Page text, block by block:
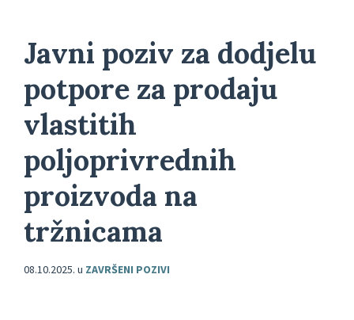
Javni poziv za dodjelu
potpore za prodaju
vlastitih
poljoprivrednih
proizvoda na
tržnicama
08.10.2025. u ZAVRŠENI POZIVI